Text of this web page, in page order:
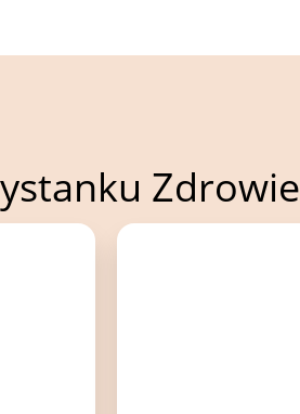
Zdrowie